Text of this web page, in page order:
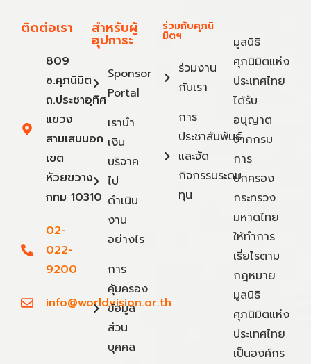
ติดต่อเรา
809
ซ.ศุภนิมิต
ถ.ประชาอุทิศ
แขวง
สามเสนนอก
เขต
ห้วยขวาง
กทม 10310
02-
022-
9200
info@worldvision.or.th
สำหรับผู้
อุปการะ
Sponsor
Portal
เรานำ
เงิน
บริจาค
ไป
ดำเนิน
งาน
อย่างไร
การ
คุ้มครอง
ข้อมูล
ส่วน
บุคคล
ร่วมกับศุภนิ
มิตฯ
ร่วมงาน
กับเรา
การ
ประชาสัมพันธ์
และจัด
กิจกรรมระดม
ทุน
มูลนิธิ
ศุภนิมิตแห่ง
ประเทศไทย
ได้รับ
อนุญาต
จากกรม
การ
ปกครอง
กระทรวง
มหาดไทย
ให้ทำการ
เรี่ยไรตาม
กฎหมาย
มูลนิธิ
ศุภนิมิตแห่ง
ประเทศไทย
เป็นองค์กร